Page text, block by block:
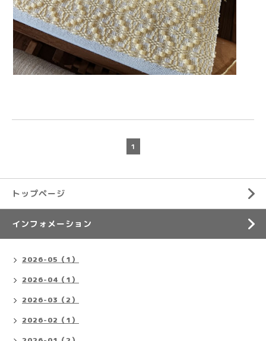
1
トップページ
インフォメーション
2026-05（1）
2026-04（1）
2026-03（2）
2026-02（1）